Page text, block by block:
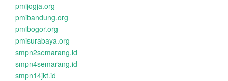
pmijogja.org
pmibandung.org
pmibogor.org
pmisurabaya.org
smpn2semarang.id
smpn4semarang.id
smpn14jkt.id